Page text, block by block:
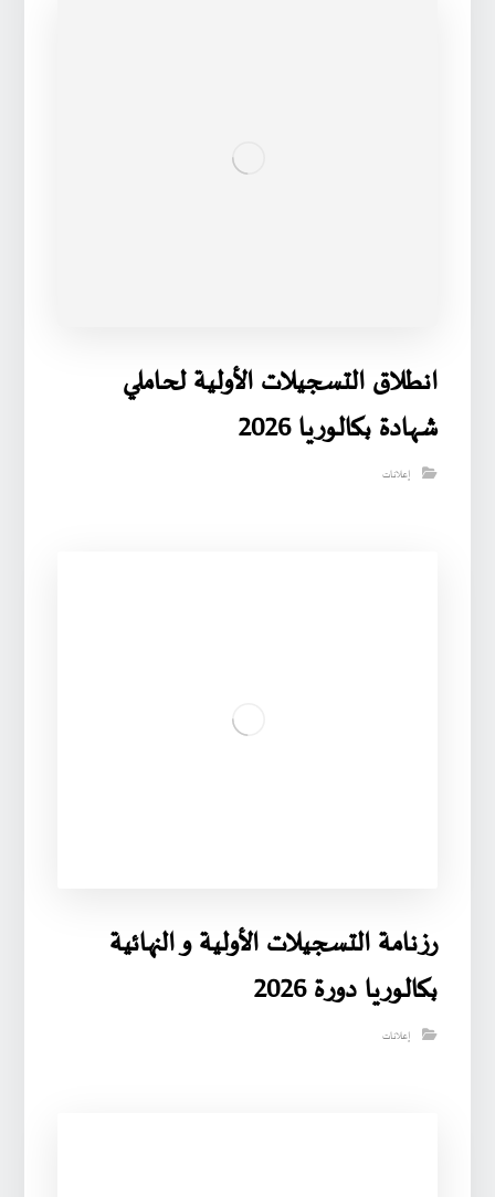
انطلاق التسجيلات الأولية لحاملي
شهادة بكالوريا 2026
إعلانات
رزنامة التسجيلات الأولية و النهائية
بكالوريا دورة 2026
إعلانات